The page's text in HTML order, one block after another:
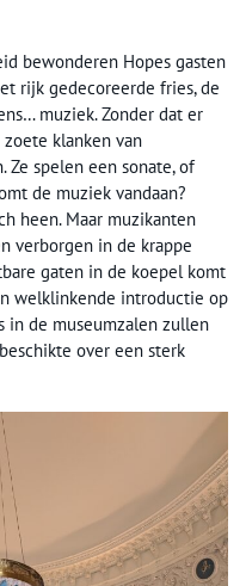
bewonderen Hopes gasten
rijk gedecoreerde fries, de
muziek. Zonder dat er
klanken van
spelen een sonate, of
de muziek vandaan?
heen. Maar muzikanten
verborgen in de krappe
gaten in de koepel komt
welklinkende introductie op
in de museumzalen zullen
over een sterk